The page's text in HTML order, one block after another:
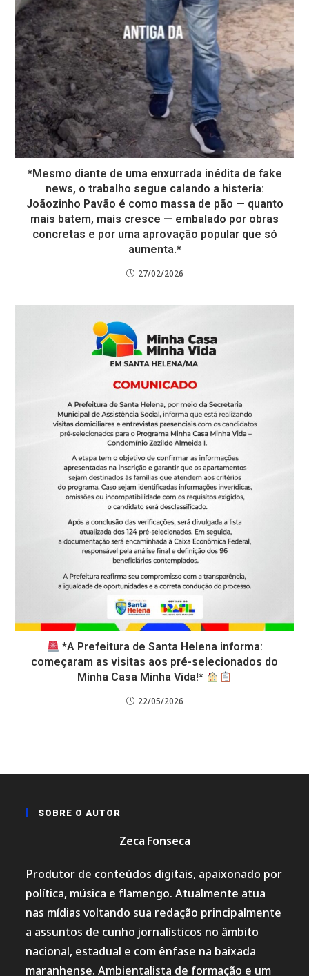
*Mesmo diante de uma enxurrada inédita de fake
news, o trabalho segue calando a histeria:
Joãozinho Pavão é como massa de pão — quanto
mais batem, mais cresce — embalado por obras
concretas e por uma aprovação popular que só
aumenta.*
27/02/2026
*A Prefeitura de Santa Helena informa:
começaram as visitas aos pré-selecionados do
Minha Casa Minha Vida!*
22/05/2026
SOBRE O AUTOR
Zeca Fonseca
Produtor de conteúdos digitais, apaixonado por
política, música e flamengo. Atualmente atua
nas mídias voltando sua redação principalmente
a assuntos de cunho jornalísticos no âmbito
nacional, estadual e com ênfase na baixada
maranhense. Ambientalista de formação e um